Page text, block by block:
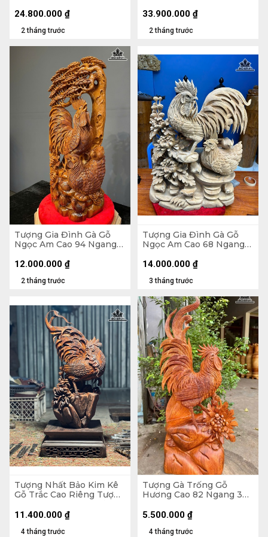
2 tháng trước
24.800.000 ₫
2 tháng trước
33.900.000 ₫
Tượng Gia Đình Gà Gỗ
Ngọc Am Cao 94 Ngang
2 tháng trước
12.000.000 ₫
Tượng Gia Đình Gà Gỗ
Ngọc Am Cao 68 Ngang
3 tháng trước
14.000.000 ₫
Tượng Nhất Bảo Kim Kê
Gỗ Trắc Cao Riêng Tượng
22x22x10 (cm)
4 tháng trước
11.400.000 ₫
Tượng Gà Trống Gỗ
Hương Cao 82 Ngang 36
4 tháng trước
5.500.000 ₫